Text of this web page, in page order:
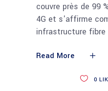
couvre près de 99
4G et s'affirme
infrastructure fibre
Read More
0